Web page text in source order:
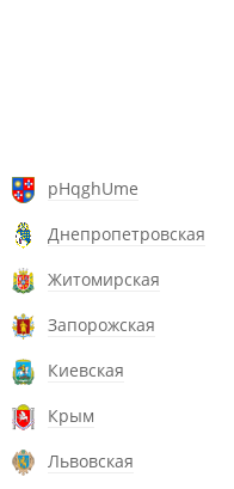
pHqghUme
Днепропетровская
Житомирская
Запорожская
Киевская
Крым
Львовская